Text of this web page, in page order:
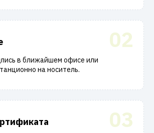
02
в ближайшем офисе или
на носитель.
03